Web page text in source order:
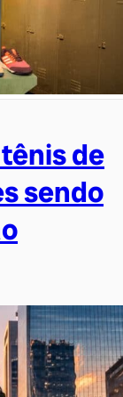
de
sendo